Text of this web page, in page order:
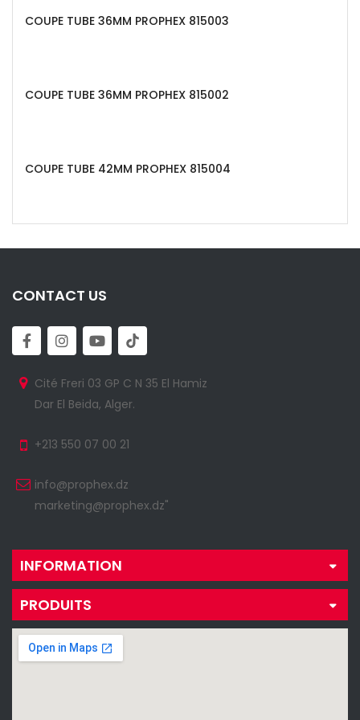
COUPE TUBE 36MM PROPHEX 815003
COUPE TUBE 36MM PROPHEX 815002
COUPE TUBE 42MM PROPHEX 815004
CONTACT US
Cité Freri 03 GP C N 35 El Hamiz
Dar El Beida, Alger.
+213 550 07 00 21
info@prophex.dz
marketing@prophex.dz"
INFORMATION
PRODUITS